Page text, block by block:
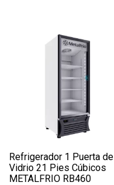
Refrigerador 1 Puerta de
Vidrio 21 Pies Cúbicos
METALFRIO RB460